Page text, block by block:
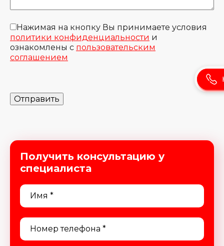
Нажимая на кнопку Вы принимаете условия
политики конфиденциальности и
ознакомлены с пользовательским
соглашением
Получить консультацию у
специалиста